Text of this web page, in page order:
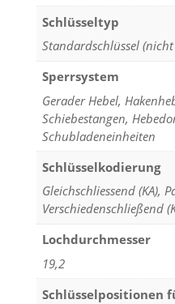
Schlüsseltyp
Standardschlüssel
Sperrsystem
Gerader Hebel,
Schiebestangen,
Schubladeneinheiten
Schlüsselkodierung
Gleichschliessend (KA),
Verschiedenschließend
Lochdurchmesser
19,2
Schlüsselpositionen